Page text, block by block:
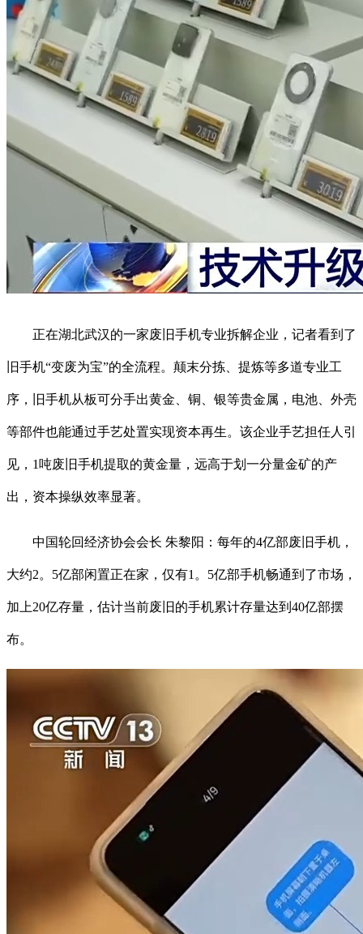
正在湖北武汉的一家废旧手机专业拆解企业，记者看到了
旧手机“变废为宝”的全流程。颠末分拣、提炼等多道专业工
序，旧手机从板可分手出黄金、铜、银等贵金属，电池、外壳
等部件也能通过手艺处置实现资本再生。该企业手艺担任人引
见，1吨废旧手机提取的黄金量，远高于划一分量金矿的产
出，资本操纵效率显著。
中国轮回经济协会会长 朱黎阳：每年的4亿部废旧手机，
大约2。5亿部闲置正在家，仅有1。5亿部手机畅通到了市场，
加上20亿存量，估计当前废旧的手机累计存量达到40亿部摆
布。